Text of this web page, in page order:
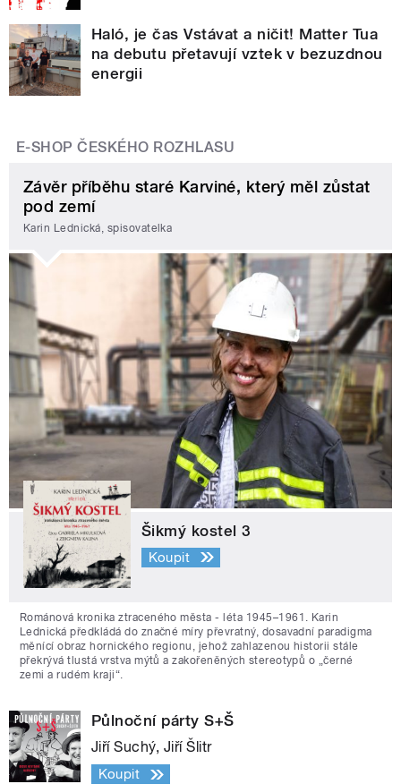
Haló, je čas Vstávat a ničit! Matter Tua
na debutu přetavují vztek v bezuzdnou
energii
E-SHOP ČESKÉHO ROZHLASU
Závěr příběhu staré Karviné, který měl zůstat
pod zemí
Karin Lednická, spisovatelka
Šikmý kostel 3
Koupit
Románová kronika ztraceného města - léta 1945–1961. Karin
Lednická předkládá do značné míry převratný, dosavadní paradigma
měnící obraz hornického regionu, jehož zahlazenou historii stále
překrývá tlustá vrstva mýtů a zakořeněných stereotypů o „černé
zemi a rudém kraji“.
Půlnoční párty S+Š
Jiří Suchý, Jiří Šlitr
Koupit